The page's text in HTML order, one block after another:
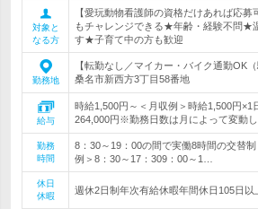
対象と
なる方
【愛玩動物看護師の資格だけあれば応
もチャレンジできる★年齢・経験不問★
す★子育て中の方も歓迎
勤務地
【転勤なし／マイカー・バイク通勤OK
桑名市新西方3丁目58番地
給与
時給1,500円～＜月収例＞時給1,500円×1
264,000円※勤務日数は月によって変動
勤務
時間
8：30～19：00の間で実働8時間の交替
例＞8：30～17：309：00～1…
休日
休暇
週休2日制年次有給休暇年間休日105日以